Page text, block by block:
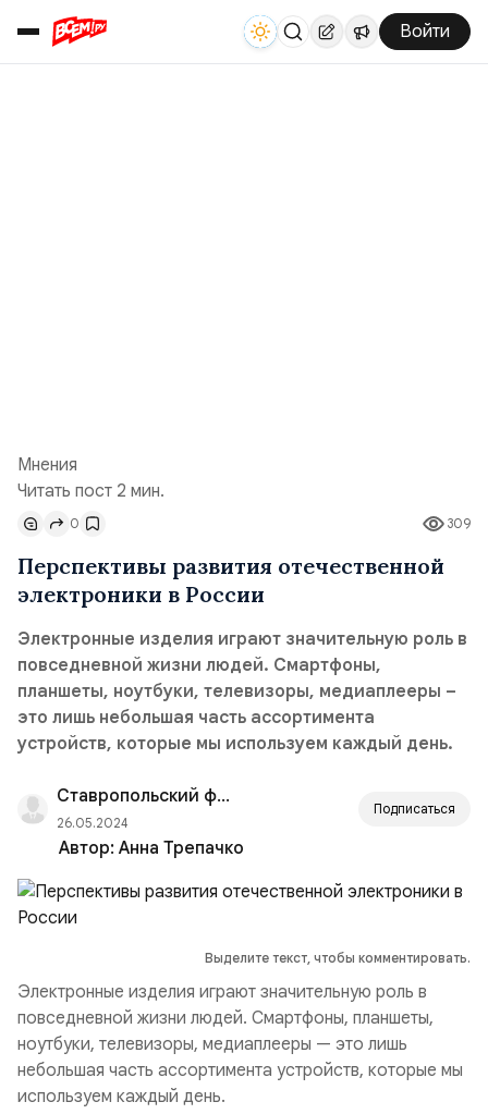
Войти
Мнения
Читать пост 2 мин.
309
0
Перспективы развития отечественной
электроники в России
Электронные изделия играют значительную роль в
повседневной жизни людей. Смартфоны,
планшеты, ноутбуки, телевизоры, медиаплееры –
это лишь небольшая часть ассортимента
устройств, которые мы используем каждый день.
Ставропольский филиал РАНХиГС
26.05.2024
Подписаться
Автор: Анна Трепачко
Выделите текст, чтобы комментировать.
Электронные изделия играют значительную роль в
повседневной жизни людей. Смартфоны, планшеты,
ноутбуки, телевизоры, медиаплееры — это лишь
небольшая часть ассортимента устройств, которые мы
используем каждый день.